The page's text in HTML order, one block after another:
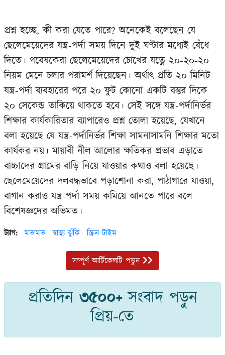
প্রশ্ন হচ্ছে, কী করা যেতে পারে? অনেকেই বলেছেন যে
ছেলেমেয়েদের যন্ত্র-পর্দা সময় দিনে দুই ঘণ্টার মধ‍্যেই বেঁধে
দিতে। গবেষকেরা ছেলেমেয়েদের চোখের যত্নে ২০-২০-২০
নিয়ম মেনে চলার পরামর্শ দিয়েছেন। অর্থাৎ প্রতি ২০ মিনিট
যন্ত্র-পর্দা ব্যবহারের পরে ২০ ফুট কোনো একটি বস্তুর দিকে
২০ সেকেন্ড তাকিয়ে থাকতে হবে। সেই সঙ্গে যন্ত্র-পর্দানির্ভর
শিক্ষার কার্যকারিতার ব‍্যাপারেও প্রশ্ন তোলা হয়েছে, যেখানে
বলা হয়েছে যে যন্ত্র-পর্দানির্ভর শিক্ষা সামনাসামনি শিক্ষার মতো
কার্যকর নয়। মায়াবী নীল আলোর ক্ষতিকর প্রভাব এড়াতে
বাচ্চাদের গ্রামের বাড়ি নিয়ে যাওয়ার কথাও বলা হয়েছে।
ছেলেমেয়েদের দলবদ্ধভাবে পড়াশোনা করা, পাঠাগারে যাওয়া,
বাগান করাও যন্ত্র-পর্দা সময় কমিয়ে আনতে পারে বলে
বিশেষজ্ঞদের অভিমত।
ট্যাগ: মতামত স্বাস্থ্য ঝুঁকি স্ক্রিন টাইম
সম্পূর্ণ আর্টিকেলটি পড়ুন
প্রতিদিন ৩৫০০+সংবাদ পড়ুন
প্রিয়-তে